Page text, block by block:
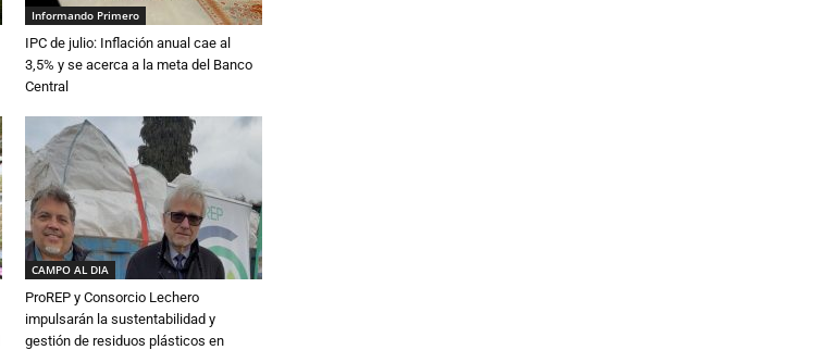
Informando Primero
IPC de julio: Inflación anual cae al
3,5% y se acerca a la meta del Banco
Central
CAMPO AL DIA
ProREP y Consorcio Lechero
impulsarán la sustentabilidad y
gestión de residuos plásticos en